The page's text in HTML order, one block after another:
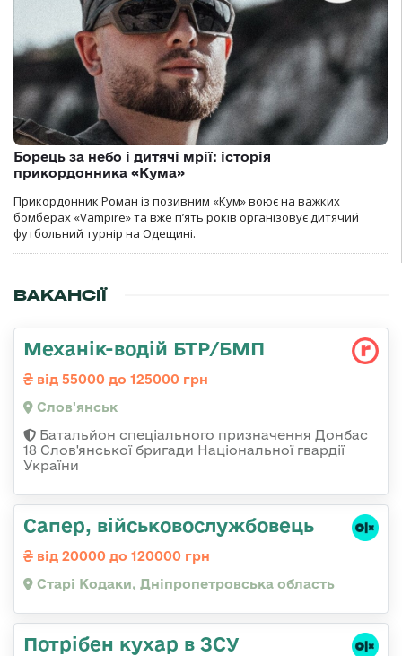
Борець за небо і дитячі мрії: історія
прикордонника «Кума»
Прикордонник Роман із позивним «Кум» воює на важких
бомберах «Vampire» та вже п’ять років організовує дитячий
футбольний турнір на Одещині.
ВАКАНСІЇ
Механік-водій БТР/БМП
від 55000 до 125000 грн
Слов'янськ
Батальйон спеціального призначення Донбас
18 Слов'янської бригади Національної гвардії
України
Сапер, військовослужбовець
від 20000 до 120000 грн
Старі Кодаки, Дніпропетровська область
Потрібен кухар в ЗСУ